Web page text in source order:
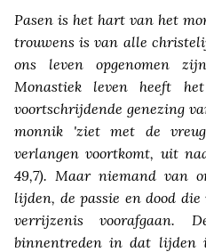
Pasen is het hart van het
trouwens is van alle
ons leven opgenomen
Monastiek leven heeft
voortschrijdende genezing
monnik 'ziet met de
verlangen voortkomt, uit
49,7). Maar niemand van
lijden, de passie en dood
verrijzenis voorafgaan.
binnentreden in dat lijden